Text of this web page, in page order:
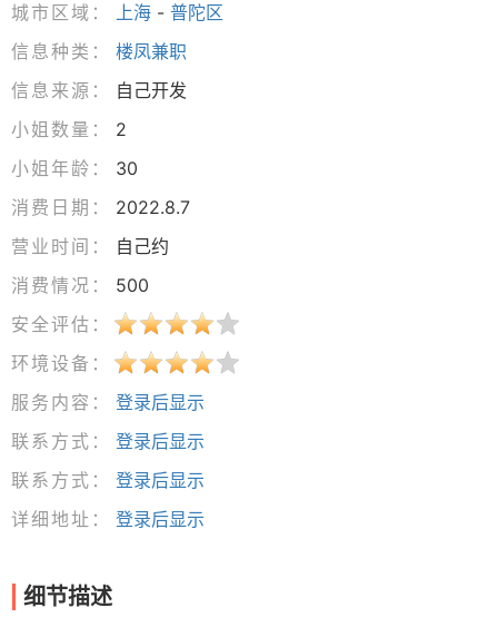
城市区域： 上海 - 普陀区
信息种类：
楼凤兼职
信息来源：
自己开发
小姐数量：
2
小姐年龄：
30
消费日期：
2022.8.7
营业时间：
自己约
消费情况：
500
安全评估：
环境设备：
服务内容：
登录后显示
联系方式：
登录后显示
联系方式：
登录后显示
详细地址：
登录后显示
细节描述